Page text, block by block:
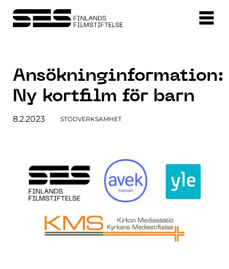
Ansökninginformation:
Ny kortfilm för barn
8.2.2023 STÖDVERKSAMHET